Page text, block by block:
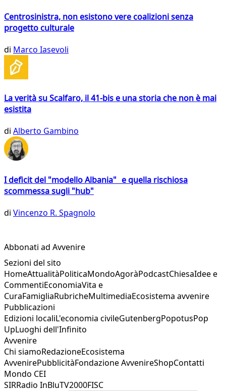
Centrosinistra, non esistono vere coalizioni senza
progetto culturale
di Marco Iasevoli
La verità su Scalfaro, il 41-bis e una storia che non è mai
esistita
di Alberto Gambino
I deficit del "modello Albania" e quella rischiosa
scommessa sugli "hub"
di Vincenzo R. Spagnolo
Abbonati ad Avvenire
Sezioni del sito
HomeAttualitàPoliticaMondoAgoràPodcastChiesaIdee e
CommentiEconomiaVita e
CuraFamigliaRubricheMultimediaEcosistema avvenire
Pubblicazioni
Edizioni localiL'economia civileGutenbergPopotusPop
UpLuoghi dell'Infinito
Avvenire
Chi siamoRedazioneEcosistema
AvvenirePubblicitàFondazione AvvenireShopContatti
Mondo CEI
SIRRadio InBluTV2000FISC